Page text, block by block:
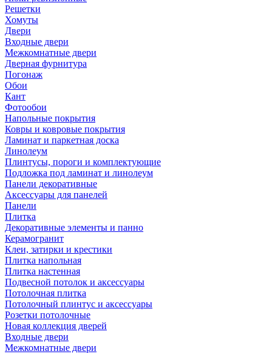
Решетки
Хомуты
Двери
Входные двери
Межкомнатные двери
Дверная фурнитура
Погонаж
Обои
Кант
Фотообои
Напольные покрытия
Ковры и ковровые покрытия
Ламинат и паркетная доска
Линолеум
Плинтусы, пороги и комплектующие
Подложка под ламинат и линолеум
Панели декоративные
Аксессуары для панелей
Панели
Плитка
Декоративные элементы и панно
Керамогранит
Клеи, затирки и крестики
Плитка напольная
Плитка настенная
Подвесной потолок и аксессуары
Потолочная плитка
Потолочный плинтус и аксессуары
Розетки потолочные
Новая коллекция дверей
Входные двери
Межкомнатные двери